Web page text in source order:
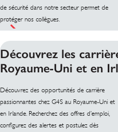
de sécurité dans notre secteur permet de
protéger nos collègues.
Découvrez les
Royaume-Uni et en
Découvrez des opportunités de carrière
passionnantes chez G4S au Royaume-Uni et
en Irlande. Recherchez des offres d’emploi,
configurez des alertes et postulez dès